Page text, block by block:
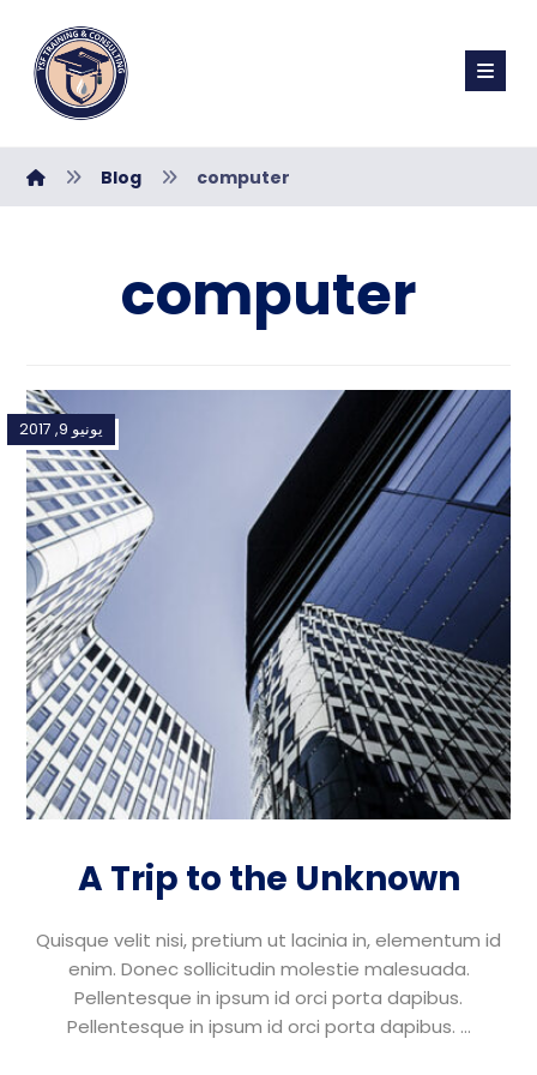
Blog computer
computer
A Trip to the Unknown
يونيو 9, 2017
Quisque velit nisi, pretium ut lacinia in, elementum id
enim. Donec sollicitudin molestie malesuada.
Pellentesque in ipsum id orci porta dapibus.
Pellentesque in ipsum id orci porta dapibus. ...